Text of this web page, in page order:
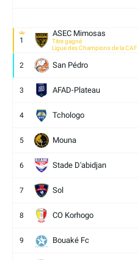
1
ASEC Mimosas
Titre gagné
Ligue des Champions de la CAF
2 San Pédro
3 AFAD-Plateau
4 Tchologo
5 Mouna
6 Stade D'abidjan
7 Sol
8 CO Korhogo
9 Bouaké Fc